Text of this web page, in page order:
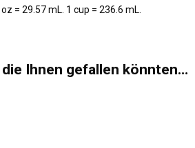
= 29.57 mL. 1 cup = 236.6 mL.
Ihnen gefallen könnten…